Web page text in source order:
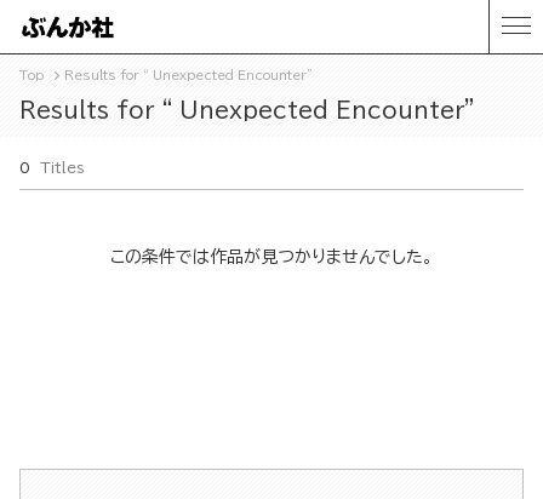
Top Results for “ Unexpected Encounter”
Results for “ Unexpected Encounter”
Titles
0
この条件では作品が見つかりませんでした。